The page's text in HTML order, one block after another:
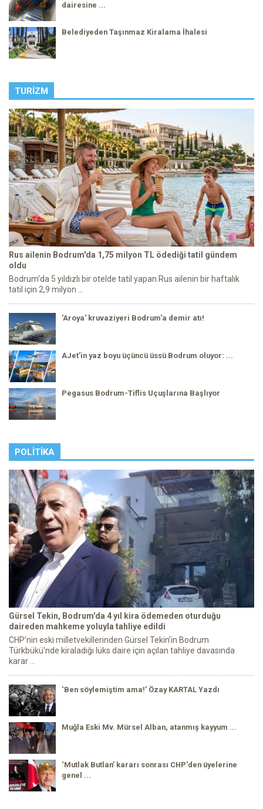
dairesine ...
Belediyeden Taşınmaz Kiralama İhalesi
TURIZM
Rus ailenin Bodrum'da 1,75 milyon TL ödediği tatil gündem
oldu
Bodrum'da 5 yıldızlı bir otelde tatil yapan Rus ailenin bir haftalık
tatil için 2,9 milyon ...
'Aroya' kruvaziyeri Bodrum'a demir atı!
AJet’in yaz boyu üçüncü üssü Bodrum oluyor: ...
Pegasus Bodrum-Tiflis Uçuşlarına Başlıyor
POLITIKA
Gürsel Tekin, Bodrum'da 4 yıl kira ödemeden oturduğu
daireden mahkeme yoluyla tahliye edildi
CHP’nin eski milletvekillerinden Gürsel Tekin’in Bodrum
Türkbükü'nde kiraladığı lüks daire için açılan tahliye davasında
karar ...
‘Ben söylemiştim ama!’ Özay KARTAL Yazdı
Muğla Eski Mv. Mürsel Alban, atanmış kayyum ...
‘Mutlak Butlan’ kararı sonrası CHP'den üyelerine
genel ...